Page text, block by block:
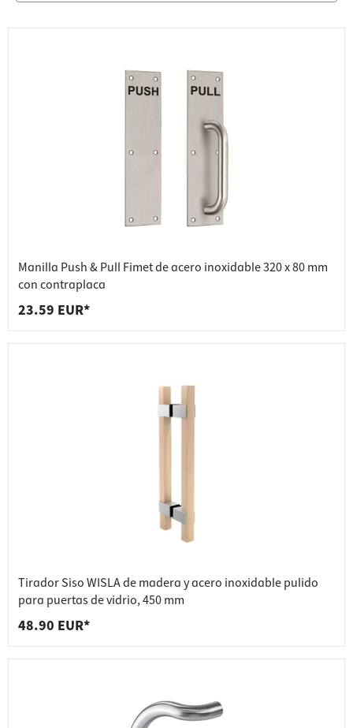
Manilla Push & Pull Fimet de acero inoxidable 320 x 80 mm
con contraplaca
23.59 EUR*
Tirador Siso WISLA de madera y acero inoxidable pulido
para puertas de vidrio, 450 mm
48.90 EUR*